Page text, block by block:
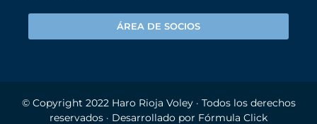
ÁREA DE SOCIOS
© Copyright 2022 Haro Rioja Voley· Todos los derechos
reservados · Desarrollado por Fórmula Click